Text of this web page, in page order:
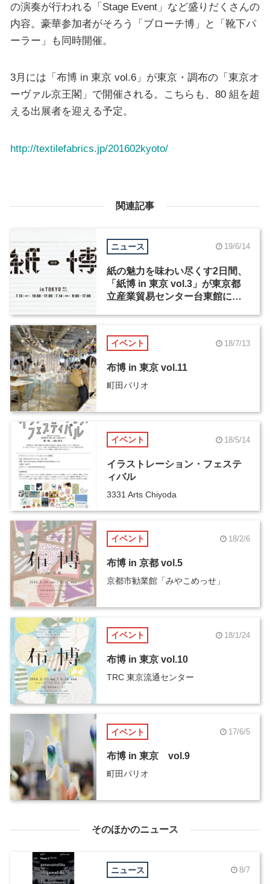
の演奏が行われる「Stage Event」など盛りだくさんの
内容。豪華参加者がそろう「ブローチ博」と「靴下パ
ーラー」も同時開催。
3月には「布博 in 東京 vol.6」が東京・調布の「東京オ
ーヴァル京王閣」で開催される。こちらも、80 組を超
える出展者を迎える予定。
http://textilefabrics.jp/201602kyoto/
関連記事
ニュース 19/6/14
紙の魅力を味わい尽くす2日間、
「紙博 in 東京 vol.3」が東京都
立産業貿易センター台東館にて7
イベント 18/7/13
布博 in 東京 vol.11
町田パリオ
イベント 18/5/14
イラストレーション・フェステ
ィバル
3331 Arts Chiyoda
イベント 18/2/6
布博 in 京都 vol.5
京都市勧業館「みやこめっせ」
イベント 18/1/24
布博 in 東京 vol.10
TRC 東京流通センター
イベント 17/6/5
布博 in 東京 vol.9
町田パリオ
そのほかのニュース
ニュース 8/7